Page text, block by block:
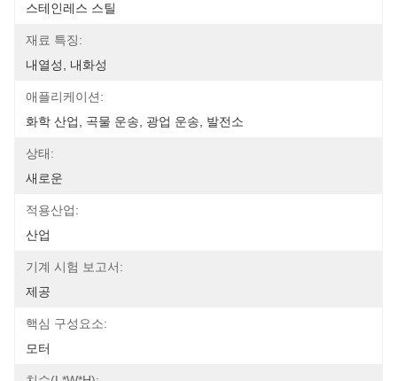
스테인레스 스틸
재료 특징:
내열성, 내화성
애플리케이션:
화학 산업, 곡물 운송, 광업 운송, 발전소
상태:
새로운
적용산업:
산업
기계 시험 보고서:
제공
핵심 구성요소:
모터